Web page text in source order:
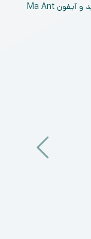
نرم افزار شماتیک و نقشه خوانی اندروید و آیفون Ma Ant